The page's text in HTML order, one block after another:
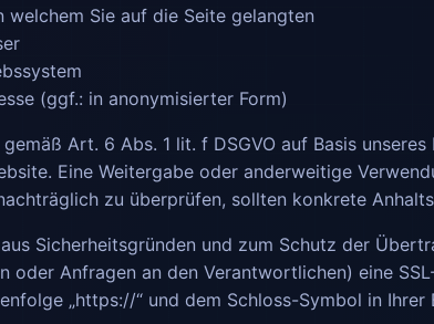
welchem Sie auf die Seite gelangten
(ggf.: in anonymisierter Form)
Art. 6 Abs. 1 lit. f DSGVO auf Basis
Eine Weitergabe oder anderweitige
zu überprüfen, sollten konkrete
Sicherheitsgründen und zum Schutz der
oder Anfragen an den Verantwortlichen) eine
„https://“ und dem Schloss-Symbol in Ihrer